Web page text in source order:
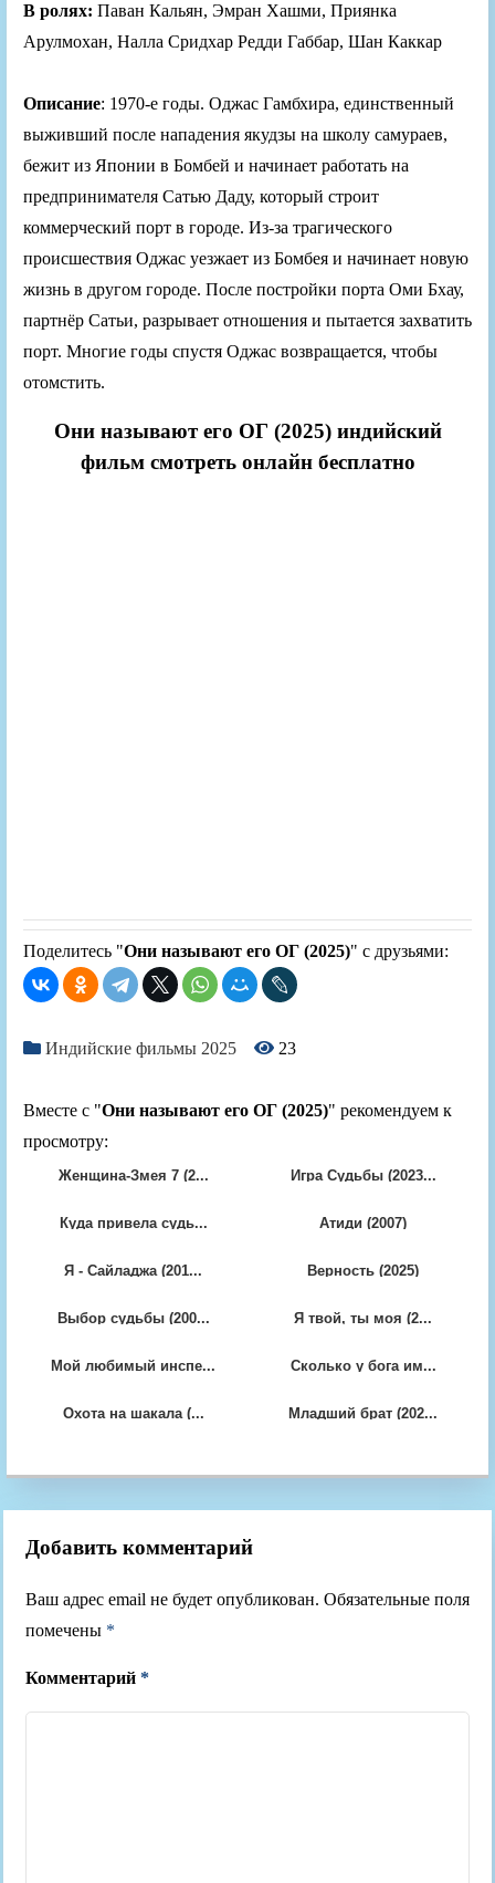
В ролях: Паван Кальян, Эмран Хашми, Приянка
Арулмохан, Налла Сридхар Редди Габбар, Шан Каккар
Описание: 1970-е годы. Оджас Гамбхира, единственный
выживший после нападения якудзы на школу самураев,
бежит из Японии в Бомбей и начинает работать на
предпринимателя Сатью Даду, который строит
коммерческий порт в городе. Из-за трагического
происшествия Оджас уезжает из Бомбея и начинает новую
жизнь в другом городе. После постройки порта Оми Бхау,
партнёр Сатьи, разрывает отношения и пытается захватить
порт. Многие годы спустя Оджас возвращается, чтобы
отомстить.
Они называют его ОГ (2025) индийский
фильм смотреть онлайн бесплатно
Поделитесь "Они называют его ОГ (2025)" с друзьями:
Индийские фильмы 2025 23
Вместе с "Они называют его ОГ (2025)" рекомендуем к
просмотру:
Женщина-Змея 7 (2... Игра Судьбы (2023...
Куда привела судь... Атиди (2007)
Я - Сайладжа (201... Верность (2025)
Выбор судьбы (200... Я твой, ты моя (2...
Мой любимый инспе... Сколько у бога им...
Охота на шакала (... Младший брат (202...
Добавить комментарий
Ваш адрес email не будет опубликован. Обязательные поля
помечены *
Комментарий *